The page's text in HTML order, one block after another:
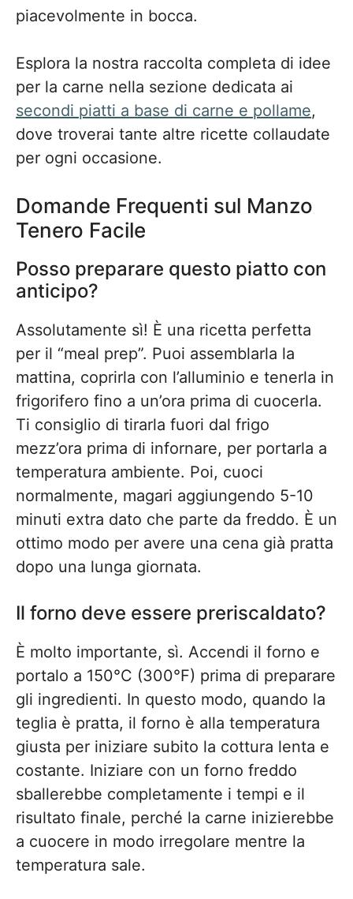
piacevolmente in bocca.
Esplora la nostra raccolta completa di idee
per la carne nella sezione dedicata ai
secondi piatti a base di carne e pollame,
dove troverai tante altre ricette collaudate
per ogni occasione.
Domande Frequenti sul Manzo
Tenero Facile
Posso preparare questo piatto con
anticipo?
Assolutamente sì! È una ricetta perfetta
per il “meal prep”. Puoi assemblarla la
mattina, coprirla con l’alluminio e tenerla in
frigorifero fino a un’ora prima di cuocerla.
Ti consiglio di tirarla fuori dal frigo
mezz’ora prima di infornare, per portarla a
temperatura ambiente. Poi, cuoci
normalmente, magari aggiungendo 5-10
minuti extra dato che parte da freddo. È un
ottimo modo per avere una cena già pratta
dopo una lunga giornata.
Il forno deve essere preriscaldato?
È molto importante, sì. Accendi il forno e
portalo a 150°C (300°F) prima di preparare
gli ingredienti. In questo modo, quando la
teglia è pratta, il forno è alla temperatura
giusta per iniziare subito la cottura lenta e
costante. Iniziare con un forno freddo
sballerebbe completamente i tempi e il
risultato finale, perché la carne inizierebbe
a cuocere in modo irregolare mentre la
temperatura sale.